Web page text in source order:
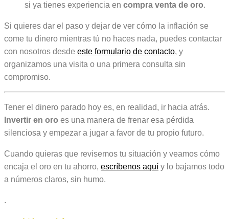
si ya tienes experiencia en compra venta de oro.
Si quieres dar el paso y dejar de ver cómo la inflación se
come tu dinero mientras tú no haces nada, puedes contactar
con nosotros desde este formulario de contacto, y
organizamos una visita o una primera consulta sin
compromiso.
Tener el dinero parado hoy es, en realidad, ir hacia atrás.
Invertir en oro es una manera de frenar esa pérdida
silenciosa y empezar a jugar a favor de tu propio futuro.
Cuando quieras que revisemos tu situación y veamos cómo
encaja el oro en tu ahorro, escríbenos aquí y lo bajamos todo
a números claros, sin humo.
.